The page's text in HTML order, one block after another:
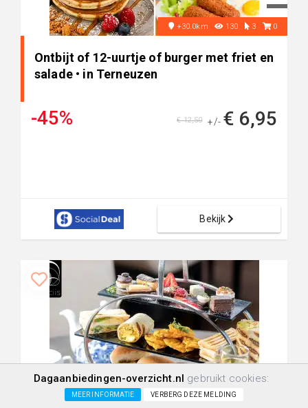
+30.0km 130 3 0
Ontbijt of 12-uurtje of burger met friet en
salade • in Terneuzen
-45% +/- € 6,95
€ 12,50
Bekijk
Dagaanbiedingen-overzicht.nl gebruikt cookies:
MEER INFORMATIE VERBERG DEZE MELDING